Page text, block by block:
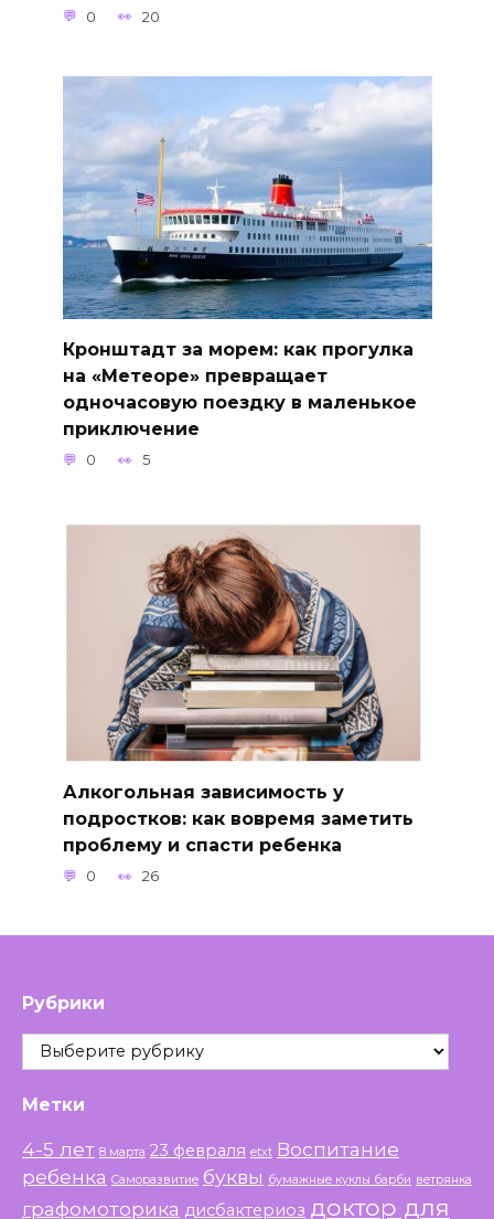
0 20
Кронштадт за морем: как прогулка
на «Метеоре» превращает
одночасовую поездку в маленькое
приключение
0 5
Алкогольная зависимость у
подростков: как вовремя заметить
проблему и спасти ребенка
0 26
Рубрики
Рубрики
Метки
4-5 лет 8 марта 23 февраля etxt Воспитание
ребенка Саморазвитие буквы бумажные куклы барби ветрянка
графомоторика дисбактериоз доктор для